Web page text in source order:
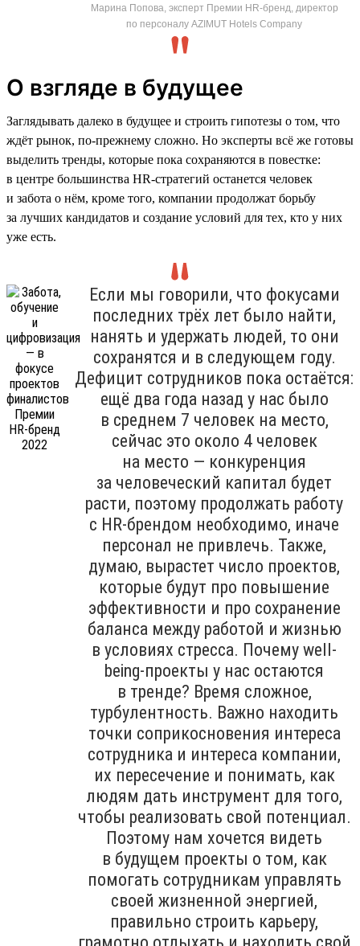
Марина Попова, эксперт Премии HR-бренд, директор
по персоналу AZIMUT Hotels Company
О взгляде в будущее
Заглядывать далеко в будущее и строить гипотезы о том, что
ждёт рынок, по-прежнему сложно. Но эксперты всё же готовы
выделить тренды, которые пока сохраняются в повестке:
в центре большинства HR-стратегий останется человек
и забота о нём, кроме того, компании продолжат борьбу
за лучших кандидатов и создание условий для тех, кто у них
уже есть.
Если мы говорили, что фокусами
последних трёх лет было найти,
нанять и удержать людей, то они
сохранятся и в следующем году.
Дефицит сотрудников пока остаётся:
ещё два года назад у нас было
в среднем 7 человек на место,
сейчас это около 4 человек
на место — конкуренция
за человеческий капитал будет
расти, поэтому продолжать работу
с HR-брендом необходимо, иначе
персонал не привлечь. Также,
думаю, вырастет число проектов,
которые будут про повышение
эффективности и про сохранение
баланса между работой и жизнью
в условиях стресса. Почему well-
being-проекты у нас остаются
в тренде? Время сложное,
турбулентность. Важно находить
точки соприкосновения интереса
сотрудника и интереса компании,
их пересечение и понимать, как
людям дать инструмент для того,
чтобы реализовать свой потенциал.
Поэтому нам хочется видеть
в будущем проекты о том, как
помогать сотрудникам управлять
своей жизненной энергией,
правильно строить карьеру,